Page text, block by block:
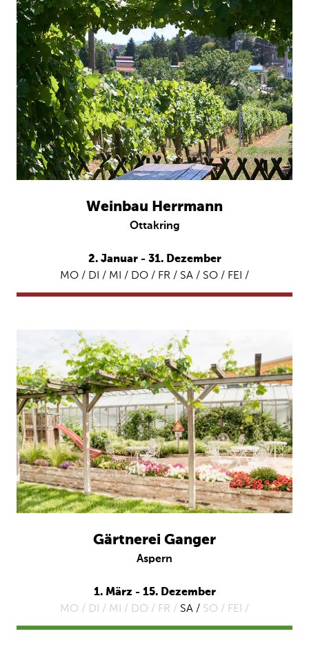
Weinbau Herrmann
Ottakring
2. Januar - 31. Dezember
MO / DI / MI / DO / FR / SA / SO / FEI /
Gärtnerei Ganger
Aspern
1. März - 15. Dezember
MO / DI / MI / DO / FR / SA / SO / FEI /